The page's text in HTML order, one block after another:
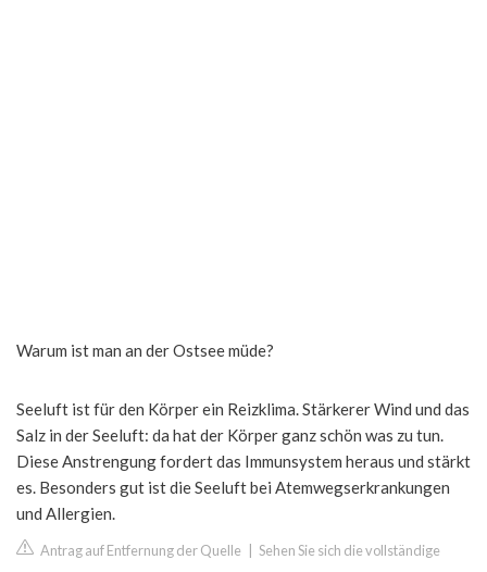
Warum ist man an der Ostsee müde?
Seeluft ist für den Körper ein Reizklima. Stärkerer Wind und das
Salz in der Seeluft: da hat der Körper ganz schön was zu tun.
Diese Anstrengung fordert das Immunsystem heraus und stärkt
es. Besonders gut ist die Seeluft bei Atemwegserkrankungen
und Allergien.
Antrag auf Entfernung der Quelle Sehen Sie sich die vollständige